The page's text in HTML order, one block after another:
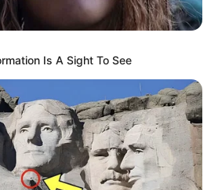
Is A Sight To See